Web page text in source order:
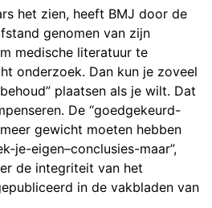
het zien, heeft BMJ door de
genomen van zijn
medische literatuur te
onderzoek. Dan kun je zoveel
plaatsen als je wilt. Dat
De “goedgekeurd-
gewicht moeten hebben
je-eigen–conclusies-maar”,
de integriteit van het
in de vakbladen van